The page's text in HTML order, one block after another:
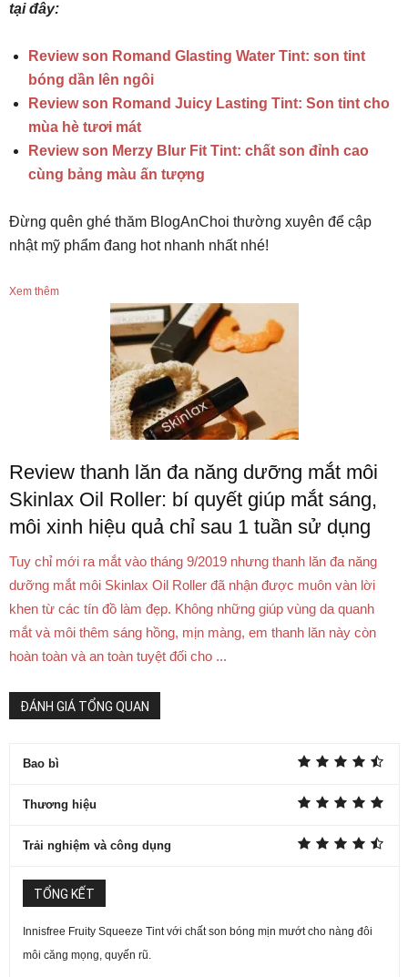
tại đây:
Review son Romand Glasting Water Tint: son tint
bóng dần lên ngôi
Review son Romand Juicy Lasting Tint: Son tint cho
mùa hè tươi mát
Review son Merzy Blur Fit Tint: chất son đỉnh cao
cùng bảng màu ấn tượng
Đừng quên ghé thăm BlogAnChoi thường xuyên để cập
nhật mỹ phẩm đang hot nhanh nhất nhé!
Xem thêm
Review thanh lăn đa năng dưỡng mắt môi
Skinlax Oil Roller: bí quyết giúp mắt sáng,
môi xinh hiệu quả chỉ sau 1 tuần sử dụng
Tuy chỉ mới ra mắt vào tháng 9/2019 nhưng thanh lăn đa năng
dưỡng mắt môi Skinlax Oil Roller đã nhận được muôn vàn lời
khen từ các tín đồ làm đẹp. Không những giúp vùng da quanh
mắt và môi thêm sáng hồng, mịn màng, em thanh lăn này còn
hoàn toàn và an toàn tuyệt đối cho ...
ĐÁNH GIÁ TỔNG QUAN
Bao bì
Thương hiệu
Trải nghiệm và công dụng
TỔNG KẾT
Innisfree Fruity Squeeze Tint với chất son bóng mịn mướt cho nàng đôi
môi căng mọng, quyến rũ.